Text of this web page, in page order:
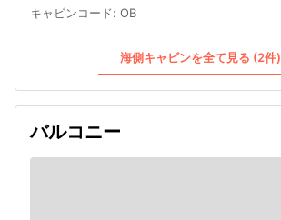
キャビンコード: OB
海側キャビンを全て見る (2件)
バルコニー